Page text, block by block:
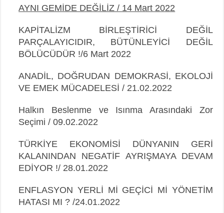
AYNI GEMİDE DEĞİLİZ / 14 Mart 2022
KAPİTALİZM BİRLEŞTİRİCİ DEĞİL
PARÇALAYICIDIR, BÜTÜNLEYİCİ DEĞİL
BÖLÜCÜDÜR !/6 Mart 2022
ANADİL, DOĞRUDAN DEMOKRASİ, EKOLOJİ
VE EMEK MÜCADELESİ / 21.02.2022
Halkın Beslenme ve Isınma Arasındaki Zor
Seçimi / 09.02.2022
TÜRKİYE EKONOMİSİ DÜNYANIN GERİ
KALANINDAN NEGATİF AYRIŞMAYA DEVAM
EDİYOR !/ 28.01.2022
ENFLASYON YERLİ Mİ GEÇİCİ Mİ YÖNETİM
HATASI MI ? /24.01.2022